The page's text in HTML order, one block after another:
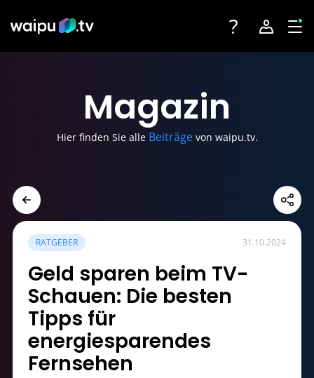
Angebote
Streaming-Partner
Geräte
Toggle navigation
Account
Registrieren
Magazin
Hier finden Sie alle Beiträgevon waipu.tv.
RATGEBER 31.10.2024
Geld sparen beim TV-
Schauen: Die besten
Tipps für
energiesparendes
Fernsehen